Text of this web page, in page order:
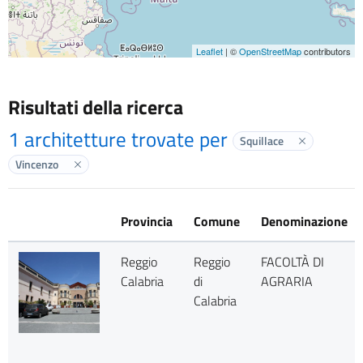
Leaflet | ©OpenStreetMapcontributors
Risultati della ricerca
1 architetture trovate per Squillace Elimina
Vincenzo Elimina label
Provincia Comune Denominazione
Reggio
Calabria
Reggio
di
Calabria
FACOLTÀ DI
AGRARIA